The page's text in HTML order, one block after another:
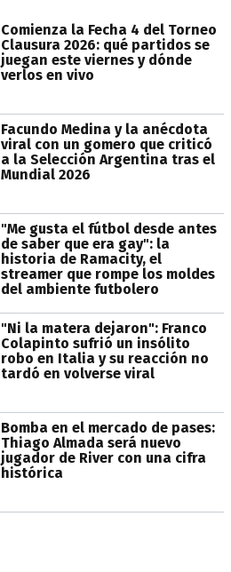
Comienza la Fecha 4 del Torneo
Clausura 2026: qué partidos se
juegan este viernes y dónde
verlos en vivo
Facundo Medina y la anécdota
viral con un gomero que criticó
a la Selección Argentina tras el
Mundial 2026
"Me gusta el fútbol desde antes
de saber que era gay": la
historia de Ramacity, el
streamer que rompe los moldes
del ambiente futbolero
"Ni la matera dejaron": Franco
Colapinto sufrió un insólito
robo en Italia y su reacción no
tardó en volverse viral
Bomba en el mercado de pases:
Thiago Almada será nuevo
jugador de River con una cifra
histórica